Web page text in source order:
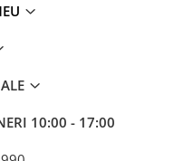
10:00 - 17:00